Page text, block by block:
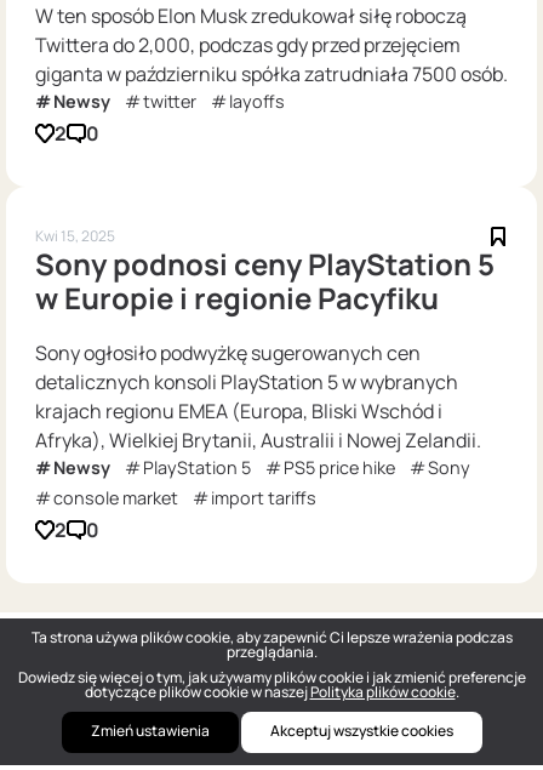
W ten sposób Elon Musk zredukował siłę roboczą
Twittera do 2,000, podczas gdy przed przejęciem
giganta w październiku spółka zatrudniała 7500 osób.
Newsy twitter layoffs
2 0
Kwi 15, 2025
Sony podnosi ceny PlayStation 5
w Europie i regionie Pacyfiku
Sony ogłosiło podwyżkę sugerowanych cen
detalicznych konsoli PlayStation 5 w wybranych
krajach regionu EMEA (Europa, Bliski Wschód i
Afryka), Wielkiej Brytanii, Australii i Nowej Zelandii.
Newsy PlayStation 5 PS5 price hike
Sony
console market
import tariffs
2 0
Ta strona używa plików cookie, aby zapewnić Ci lepsze wrażenia podczas
przeglądania.
Dowiedz się więcej o tym, jak używamy plików cookie i jak zmienić preferencje
dotyczące plików cookie w naszejPolityka plików cookie.
Zmień ustawienia
Akceptuj wszystkie cookies